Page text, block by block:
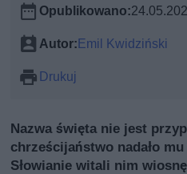
Opublikowano:
Autor:Emil Kwidziński
Drukuj
Nazwa święta nie jest
chrześcijaństwo nadało
Słowianie witali nim